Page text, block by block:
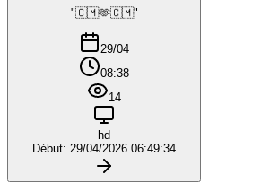
"🇨🇲🫶🇨🇲"
29/04
08:38
14
hd
Début: 29/04/2026 06:49:34